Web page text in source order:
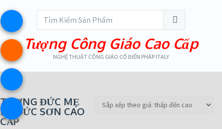
Tượng Công Giáo Cao Cấp
NGHỆ THUẬT CÔNG GIÁO CỔ ĐIỂN PHÁP ITALY
TƯỢNG ĐỨC MẸ
LỘ ĐỨC SƠN CAO
CẤP